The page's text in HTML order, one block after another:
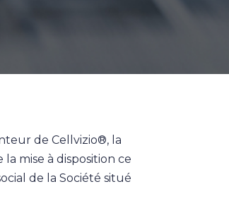
de Cellvizio®, la
mise à disposition ce
de la Société situé